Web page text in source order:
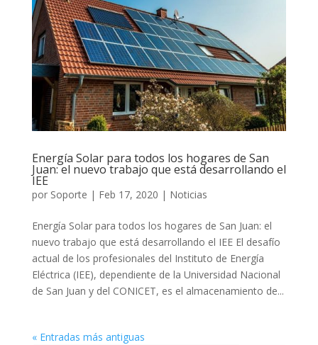
Energía Solar para todos los hogares de San
Juan: el nuevo trabajo que está desarrollando el
IEE
por Soporte | Feb 17, 2020 | Noticias
Energía Solar para todos los hogares de San Juan: el
nuevo trabajo que está desarrollando el IEE El desafío
actual de los profesionales del Instituto de Energía
Eléctrica (IEE), dependiente de la Universidad Nacional
de San Juan y del CONICET, es el almacenamiento de...
« Entradas más antiguas